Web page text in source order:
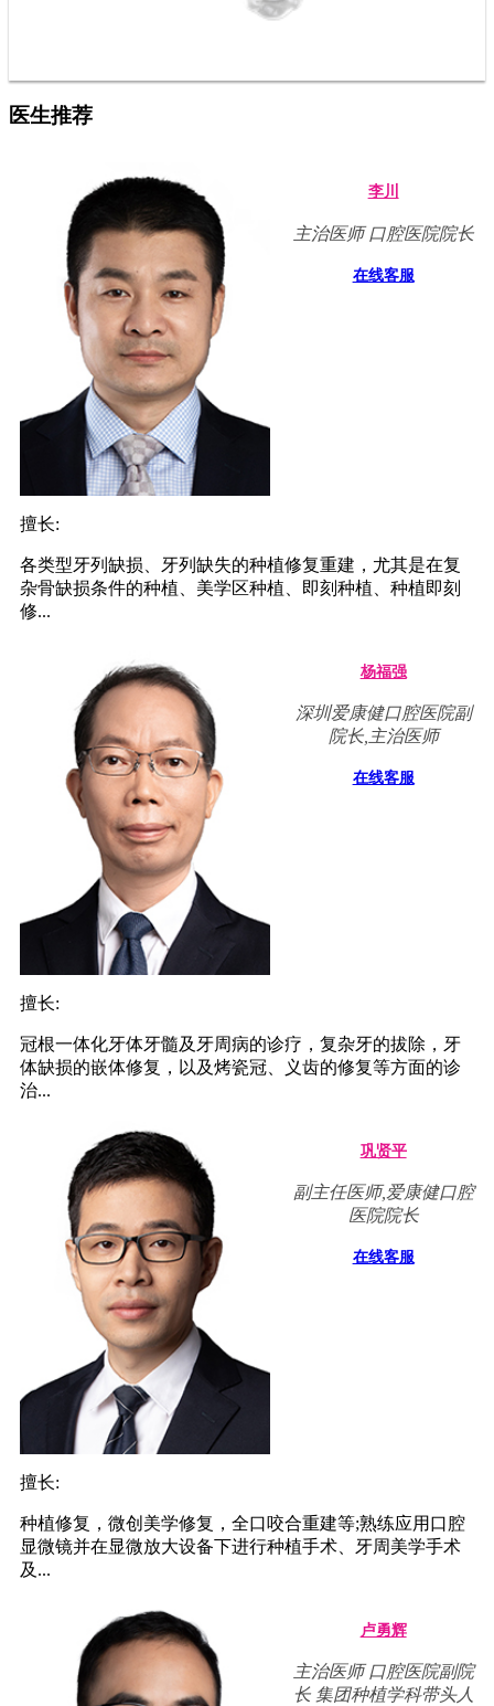
医生推荐
李川
主治医师 口腔医院院长
在线客服
擅长:
各类型牙列缺损、牙列缺失的种植修复重建，尤其是在复
杂骨缺损条件的种植、美学区种植、即刻种植、种植即刻
修...
杨福强
深圳爱康健口腔医院副
院长,主治医师
在线客服
擅长:
冠根一体化牙体牙髓及牙周病的诊疗，复杂牙的拔除，牙
体缺损的嵌体修复，以及烤瓷冠、义齿的修复等方面的诊
治...
巩贤平
副主任医师,爱康健口腔
医院院长
在线客服
擅长:
种植修复，微创美学修复，全口咬合重建等;熟练应用口腔
显微镜并在显微放大设备下进行种植手术、牙周美学手术
及...
卢勇辉
主治医师 口腔医院副院
长 集团种植学科带头人